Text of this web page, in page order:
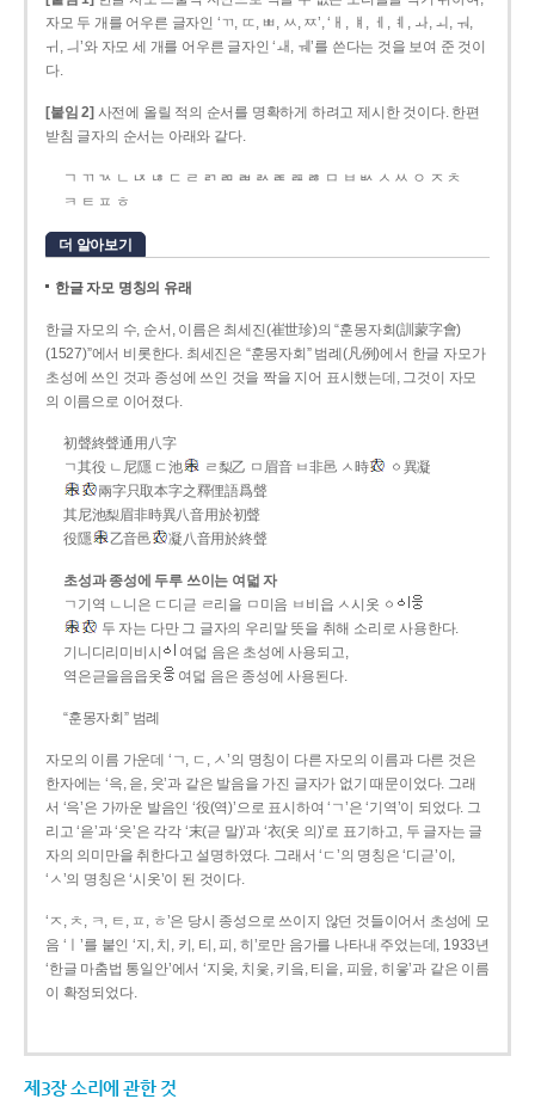
자모 두 개를 어우른 글자인 ‘ㄲ, ㄸ, ㅃ, ㅆ, ㅉ’, ‘ㅐ, ㅒ, ㅔ, ㅖ, ㅘ, ㅚ, ㅝ,
ㅟ, ㅢ’와 자모 세 개를 어우른 글자인 ‘ㅙ, ㅞ’를 쓴다는 것을 보여 준 것이
다.
[붙임 2] 사전에 올릴 적의 순서를 명확하게 하려고 제시한 것이다. 한편
받침 글자의 순서는 아래와 같다.
ㄱ ㄲ ㄳ ㄴ ㄵ ㄶ ㄷ ㄹ ㄺ ㄻ ㄼ ㄽ ㄾ ㄿ ㅀ ㅁ ㅂ ㅄ ㅅ ㅆ ㅇ ㅈ ㅊ
ㅋ ㅌ ㅍ ㅎ
더 알아보기
한글 자모 명칭의 유래
한글 자모의 수, 순서, 이름은 최세진(崔世珍)의 “훈몽자회(訓蒙字會)
(1527)”에서 비롯한다. 최세진은 “훈몽자회” 범례(凡例)에서 한글 자모가
초성에 쓰인 것과 종성에 쓰인 것을 짝을 지어 표시했는데, 그것이 자모
의 이름으로 이어졌다.
初聲終聲通用八字
ㄱ其役 ㄴ尼隱 ㄷ池
ㄹ梨乙 ㅁ眉音 ㅂ非邑 ㅅ時
ㆁ異凝
兩字只取本字之釋俚語爲聲
其尼池梨眉非時異八音用於初聲
役隱
乙音邑 凝八音用於終聲
초성과 종성에 두루 쓰이는 여덟 자
ㄱ기역 ㄴ니은 ㄷ디귿 ㄹ리을 ㅁ미음 ㅂ비읍 ㅅ시옷 ㆁ
두 자는 다만 그 글자의 우리말 뜻을 취해 소리로 사용한다.
기니디리미비시
여덟 음은 초성에 사용되고,
역은귿을음읍옷
여덟 음은 종성에 사용된다.
“훈몽자회” 범례
자모의 이름 가운데 ‘ㄱ, ㄷ, ㅅ’의 명칭이 다른 자모의 이름과 다른 것은
한자에는 ‘윽, 읃, 읏’과 같은 발음을 가진 글자가 없기 때문이었다. 그래
서 ‘윽’은 가까운 발음인 ‘役(역)’으로 표시하여 ‘ㄱ’은 ‘기역’이 되었다. 그
리고 ‘읃’과 ‘읏’은 각각 ‘末(귿 말)’과 ‘衣(옷 의)’로 표기하고, 두 글자는 글
자의 의미만을 취한다고 설명하였다. 그래서 ‘ㄷ’의 명칭은 ‘디귿’이,
‘ㅅ’의 명칭은 ‘시옷’이 된 것이다.
‘ㅈ, ㅊ, ㅋ, ㅌ, ㅍ, ㅎ’은 당시 종성으로 쓰이지 않던 것들이어서 초성에 모
음 ‘ㅣ’를 붙인 ‘지, 치, 키, 티, 피, 히’로만 음가를 나타내 주었는데, 1933년
‘한글 마춤법 통일안’에서 ‘지읒, 치읓, 키읔, 티읕, 피읖, 히읗’과 같은 이름
이 확정되었다.
제3장 소리에 관한 것